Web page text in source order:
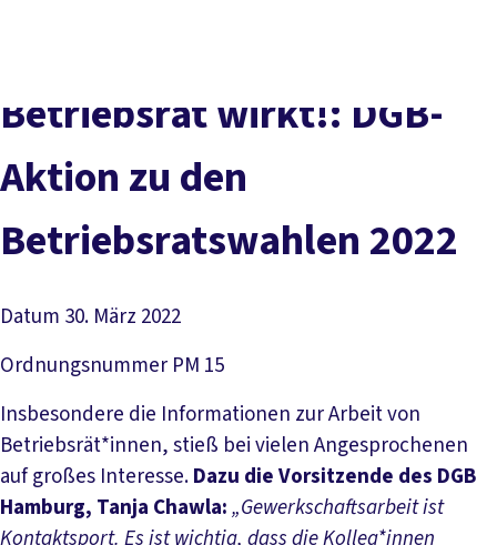
Service
Mitmachen
Betriebsrat wirkt!: DGB-
Aktion zu den
Betriebsratswahlen 2022
Datum 30. März 2022
Ordnungsnummer PM 15
Insbesondere die Informationen zur Arbeit von
Betriebsrät*innen, stieß bei vielen Angesprochenen
auf großes Interesse.Dazu die Vorsitzende des DGB
Hamburg, Tanja Chawla:„Gewerkschaftsarbeit ist
Kontaktsport. Es ist wichtig, dass die Kolleg*innen